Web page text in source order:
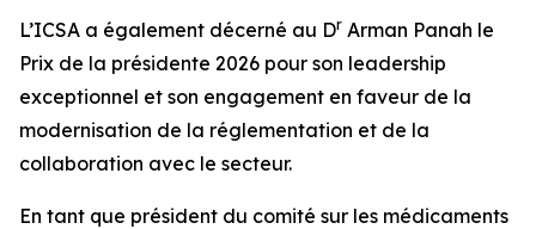
L’ICSA a également décerné au Dr Arman Panah le
Prix de la présidente 2026 pour son leadership
exceptionnel et son engagement en faveur de la
modernisation de la réglementation et de la
collaboration avec le secteur.
En tant que président du comité sur les médicaments